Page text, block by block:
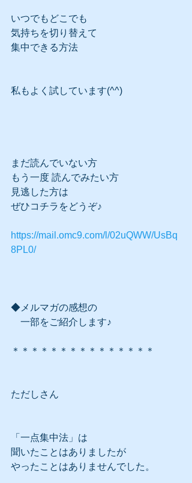
いつでもどこでも
気持ちを切り替えて
集中できる方法
私もよく試しています(^^)
まだ読んでいない方
もう一度 読んでみたい方
見逃した方は
ぜひコチラをどうぞ♪
https://mail.omc9.com/l/02uQWW/UsBq
8PL0/
◆メルマガの感想の
一部をご紹介します♪
＊＊＊＊＊＊＊＊＊＊＊＊＊＊＊
ただしさん
「一点集中法」は
聞いたことはありましたが
やったことはありませんでした。